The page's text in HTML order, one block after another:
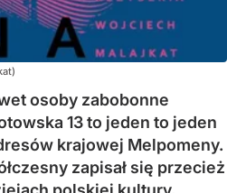
osoby zabobonne
13 to jeden to jeden
krajowej Melpomeny.
zapisał się przecież